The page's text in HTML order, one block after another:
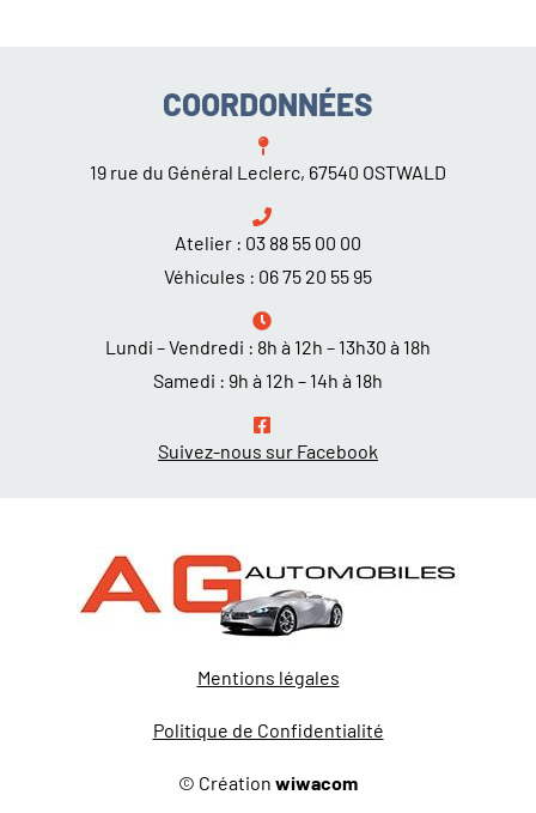
COORDONNÉES
19 rue du Général Leclerc, 67540 OSTWALD
Atelier : 03 88 55 00 00
Véhicules : 06 75 20 55 95
Lundi – Vendredi : 8h à 12h – 13h30 à 18h
Samedi : 9h à 12h – 14h à 18h
Suivez-nous sur Facebook
Mentions légales
Politique de Confidentialité
© Création wiwacom